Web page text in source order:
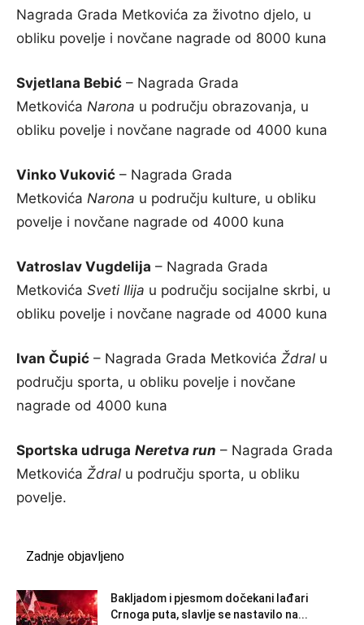
Nagrada Grada Metkovića za životno djelo, u
obliku povelje i novčane nagrade od 8000 kuna
Svjetlana Bebić – Nagrada Grada
Metkovića Narona u području obrazovanja, u
obliku povelje i novčane nagrade od 4000 kuna
Vinko Vuković – Nagrada Grada
Metkovića Narona u području kulture, u obliku
povelje i novčane nagrade od 4000 kuna
Vatroslav Vugdelija – Nagrada Grada
Metkovića Sveti Ilija u području socijalne skrbi, u
obliku povelje i novčane nagrade od 4000 kuna
Ivan Čupić – Nagrada Grada Metkovića Ždral u
području sporta, u obliku povelje i novčane
nagrade od 4000 kuna
Sportska udruga Neretva run – Nagrada Grada
Metkovića Ždral u području sporta, u obliku
povelje.
Zadnje objavljeno
Bakljadom i pjesmom dočekani lađari
Crnoga puta, slavlje se nastavilo na...